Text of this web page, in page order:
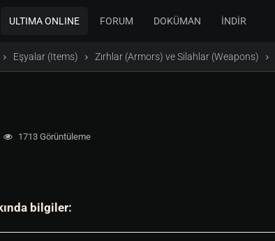
ULTIMA ONLINE FORUM DOKÜMAN İNDİR
Eşyalar (Items) Zırhlar (Armors) ve Silahlar (Weapons)
1713 Görüntüleme
bilgiler: